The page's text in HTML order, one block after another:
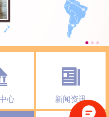
心 新闻资讯